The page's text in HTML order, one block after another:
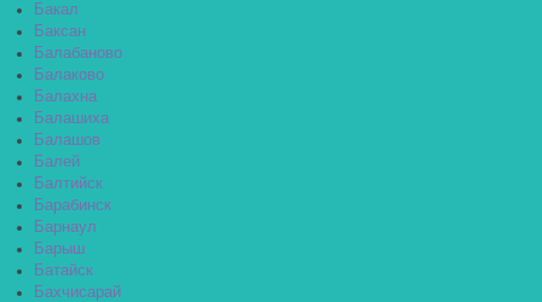
Бакал
Баксан
Балабаново
Балаково
Балахна
Балашиха
Балашов
Балей
Балтийск
Барабинск
Барнаул
Барыш
Батайск
Бахчисарай